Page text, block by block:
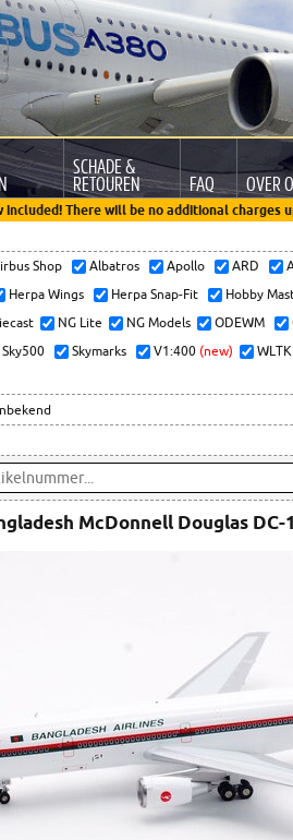
SCHADE &
RETOUREN FAQ OVER
included! There will be no additional charges
Shop Albatros Apollo ARD
Herpa Wings Herpa Snap-Fit Hobby
NG Lite NG Models ODEWM
Sky500 Skymarks V1:400 (new) WLTK
McDonnell Douglas DC-